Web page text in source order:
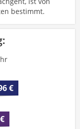
bestimmt.
€